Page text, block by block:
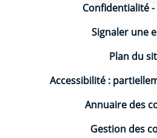
Confidentialité-
Signaler une
Plan du
Accessibilité :
Annuaire des
Gestion des